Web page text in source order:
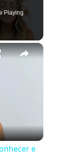
Playing
×
e